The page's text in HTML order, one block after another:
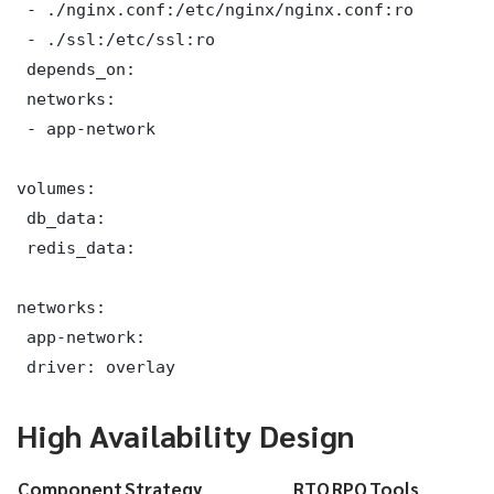
- ./nginx.conf:/etc/nginx/nginx.conf:ro
- ./ssl:/etc/ssl:ro
depends_on:
networks:
- app-network
volumes:
db_data:
redis_data:
networks:
app-network:
driver: overlay
High Availability Design
ComponentStrategy RTORPOTools